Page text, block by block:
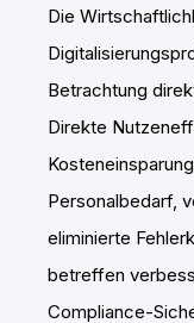
Die
Betrachtung
Direkte
Personalbedarf,
eliminierte
betreffen
Compliance-